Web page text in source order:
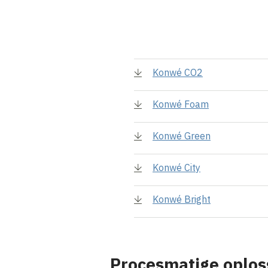
Konwé CO2
Konwé Foam
Konwé Green
Konwé City
Konwé Bright